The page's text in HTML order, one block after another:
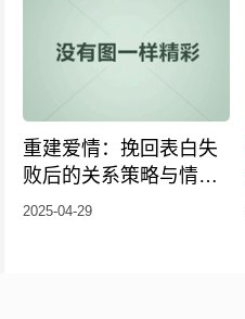
重建爱情：挽回表白失
败后的关系策略与情感
修复指南
2025-04-29